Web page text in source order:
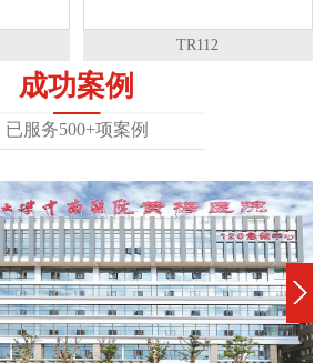
TR112
成功案例
已服务500+项案例